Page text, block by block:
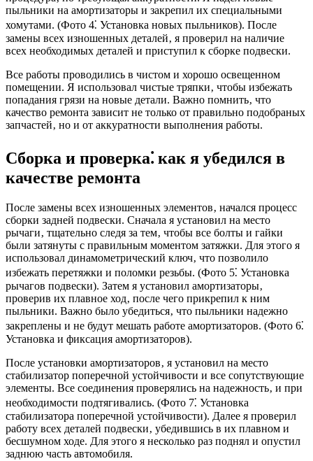
пыльники на амортизаторы и закрепил их специальными
хомутами. (Фото 4⁚ Установка новых пыльников). После
замены всех изношенных деталей‚ я проверил на наличие
всех необходимых деталей и приступил к сборке подвески.
Все работы проводились в чистом и хорошо освещенном
помещении. Я использовал чистые тряпки‚ чтобы избежать
попадания грязи на новые детали. Важно помнить‚ что
качество ремонта зависит не только от правильно подобраных
запчастей‚ но и от аккуратности выполнения работы.
Сборка и проверка⁚ как я убедился в
качестве ремонта
После замены всех изношенных элементов‚ начался процесс
сборки задней подвески. Сначала я установил на место
рычаги‚ тщательно следя за тем‚ чтобы все болты и гайки
были затянуты с правильным моментом затяжки. Для этого я
использовал динамометрический ключ‚ что позволило
избежать перетяжки и поломки резьбы. (Фото 5⁚ Установка
рычагов подвески). Затем я установил амортизаторы‚
проверив их плавное ход‚ после чего прикрепил к ним
пыльники. Важно было убедиться‚ что пыльники надежно
закреплены и не будут мешать работе амортизаторов. (Фото 6⁚
Установка и фиксация амортизаторов).
После установки амортизаторов‚ я установил на место
стабилизатор поперечной устойчивости и все сопутствующие
элементы. Все соединения проверялись на надежность‚ и при
необходимости подтягивались. (Фото 7⁚ Установка
стабилизатора поперечной устойчивости). Далее я проверил
работу всех деталей подвески‚ убедившись в их плавном и
бесшумном ходе. Для этого я несколько раз поднял и опустил
заднюю часть автомобиля.